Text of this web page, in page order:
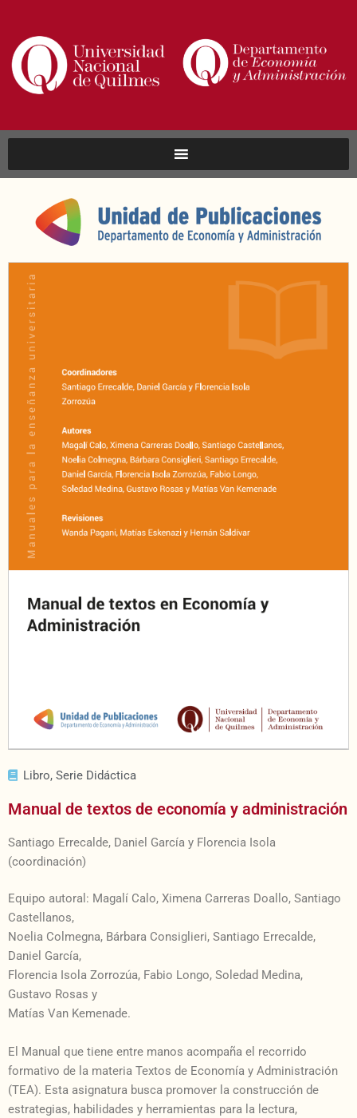
Libro, Serie Didáctica
Manual de textos de economía y administración
Santiago Errecalde, Daniel García y Florencia Isola
(coordinación)
Equipo autoral: Magalí Calo, Ximena Carreras Doallo, Santiago
Castellanos,
Noelia Colmegna, Bárbara Consiglieri, Santiago Errecalde,
Daniel García,
Florencia Isola Zorrozúa, Fabio Longo, Soledad Medina,
Gustavo Rosas y
Matías Van Kemenade.
El Manual que tiene entre manos acompaña el recorrido
formativo de la materia Textos de Economía y Administración
(TEA). Esta asignatura busca promover la construcción de
estrategias, habilidades y herramientas para la lectura,